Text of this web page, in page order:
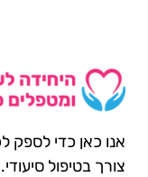
אנו כאן כדי לספק
צורך בטיפול